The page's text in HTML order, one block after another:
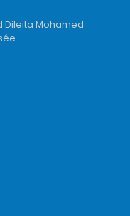
Dileita Mohamed